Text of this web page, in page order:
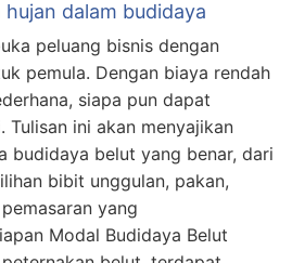
dalam budidaya
peluang bisnis dengan
pemula. Dengan biaya rendah
siapa pun dapat
Tulisan ini akan menyajikan
budidaya belut yang benar, dari
bibit unggulan, pakan,
yang
Modal Budidaya Belut